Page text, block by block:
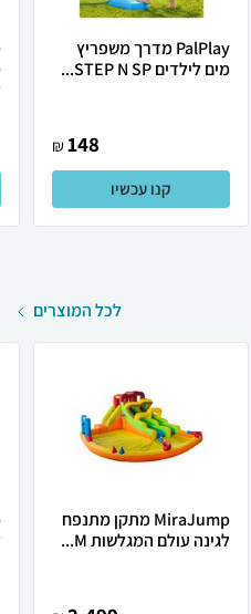
PalPlay מדרך משפריץ
מים לילדים STEP N SP...
148
₪
קנו עכשיו
לכל המוצרים
MiraJump מתקן מתנפח
לגינה עולם המגלשות M...